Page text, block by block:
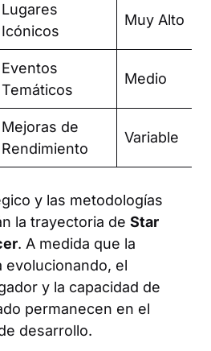
Lugares
Icónicos
Muy Alto
Eventos
Temáticos
Medio
Mejoras de
Rendimiento
Variable
y las metodologías
la trayectoria de Star
. A medida que la
evolucionando, el
y la capacidad de
permanecen en el
desarrollo.